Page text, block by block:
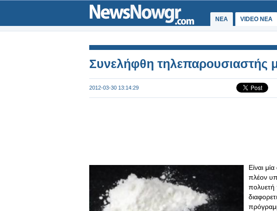
ΝΕΑ VIDEO NEA
Συνελήφθη τηλεπαρουσιαστής
2012-03-30 13:14:29
Είναι
πλέον
πολυετή